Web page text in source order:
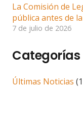
La Comisión de
pública antes de
7 de julio de 2026
Categorías
Últimas Noticias